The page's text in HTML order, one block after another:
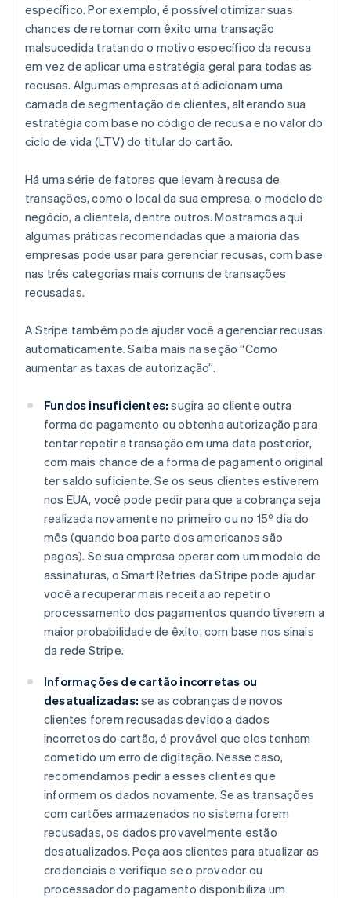
específico. Por exemplo, é possível otimizar suas
chances de retomar com êxito uma transação
malsucedida tratando o motivo específico da recusa
em vez de aplicar uma estratégia geral para todas as
recusas. Algumas empresas até adicionam uma
camada de segmentação de clientes, alterando sua
estratégia com base no código de recusa e no valor do
ciclo de vida (LTV) do titular do cartão.
Há uma série de fatores que levam à recusa de
transações, como o local da sua empresa, o modelo de
negócio, a clientela, dentre outros. Mostramos aqui
algumas práticas recomendadas que a maioria das
empresas pode usar para gerenciar recusas, com base
nas três categorias mais comuns de transações
recusadas.
A Stripe também pode ajudar você a gerenciar recusas
automaticamente. Saiba mais na seção “Como
aumentar as taxas de autorização”.
Fundos insuficientes: sugira ao cliente outra
forma de pagamento ou obtenha autorização para
tentar repetir a transação em uma data posterior,
com mais chance de a forma de pagamento original
ter saldo suficiente. Se os seus clientes estiverem
nos EUA, você pode pedir para que a cobrança seja
realizada novamente no primeiro ou no 15º dia do
mês (quando boa parte dos americanos são
pagos). Se sua empresa operar com um modelo de
assinaturas, o Smart Retries da Stripe pode ajudar
você a recuperar mais receita ao repetir o
processamento dos pagamentos quando tiverem a
maior probabilidade de êxito, com base nos sinais
da rede Stripe.
Informações de cartão incorretas ou
desatualizadas: se as cobranças de novos
clientes forem recusadas devido a dados
incorretos do cartão, é provável que eles tenham
cometido um erro de digitação. Nesse caso,
recomendamos pedir a esses clientes que
informem os dados novamente. Se as transações
com cartões armazenados no sistema forem
recusadas, os dados provavelmente estão
desatualizados. Peça aos clientes para atualizar as
credenciais e verifique se o provedor ou
processador do pagamento disponibiliza um